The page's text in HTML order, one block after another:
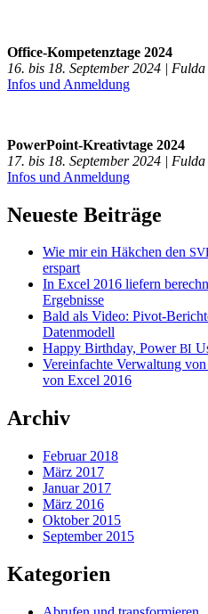
Office-Kompetenztage 2024
16. bis 18. September 2024 | Fulda
Infos und Anmeldung
PowerPoint-Kreativtage 2024
17. bis 18. September 2024 | Fulda
Infos und Anmeldung
Neueste Beiträge
Wie mir ein Häkchen den
erspart
In Excel 2016 liefern
Ergebnisse
Bald als Video: Pivot-
Datenmodell
Happy Birthday, PowerBI
Vereinfachte Verwaltung
von Excel 2016
Archiv
Februar 2018
März 2017
Januar 2017
März 2016
Oktober 2015
September 2015
Kategorien